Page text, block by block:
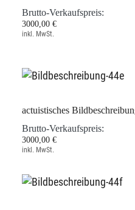
Brutto-Verkaufspreis:
3000,00 €
inkl. MwSt.
actuistisches
Brutto-Verkaufspreis:
3000,00 €
inkl. MwSt.